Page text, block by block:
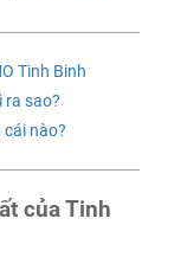
Tinh Binh
ra sao?
cái nào?
của Tinh